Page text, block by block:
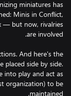
miniatures has
Minis in Conflict,
— but now, rivalries
And here's the
placed side by side.
into play and act as
organization) to be